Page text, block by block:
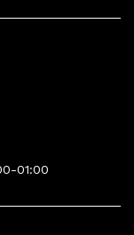
01:00